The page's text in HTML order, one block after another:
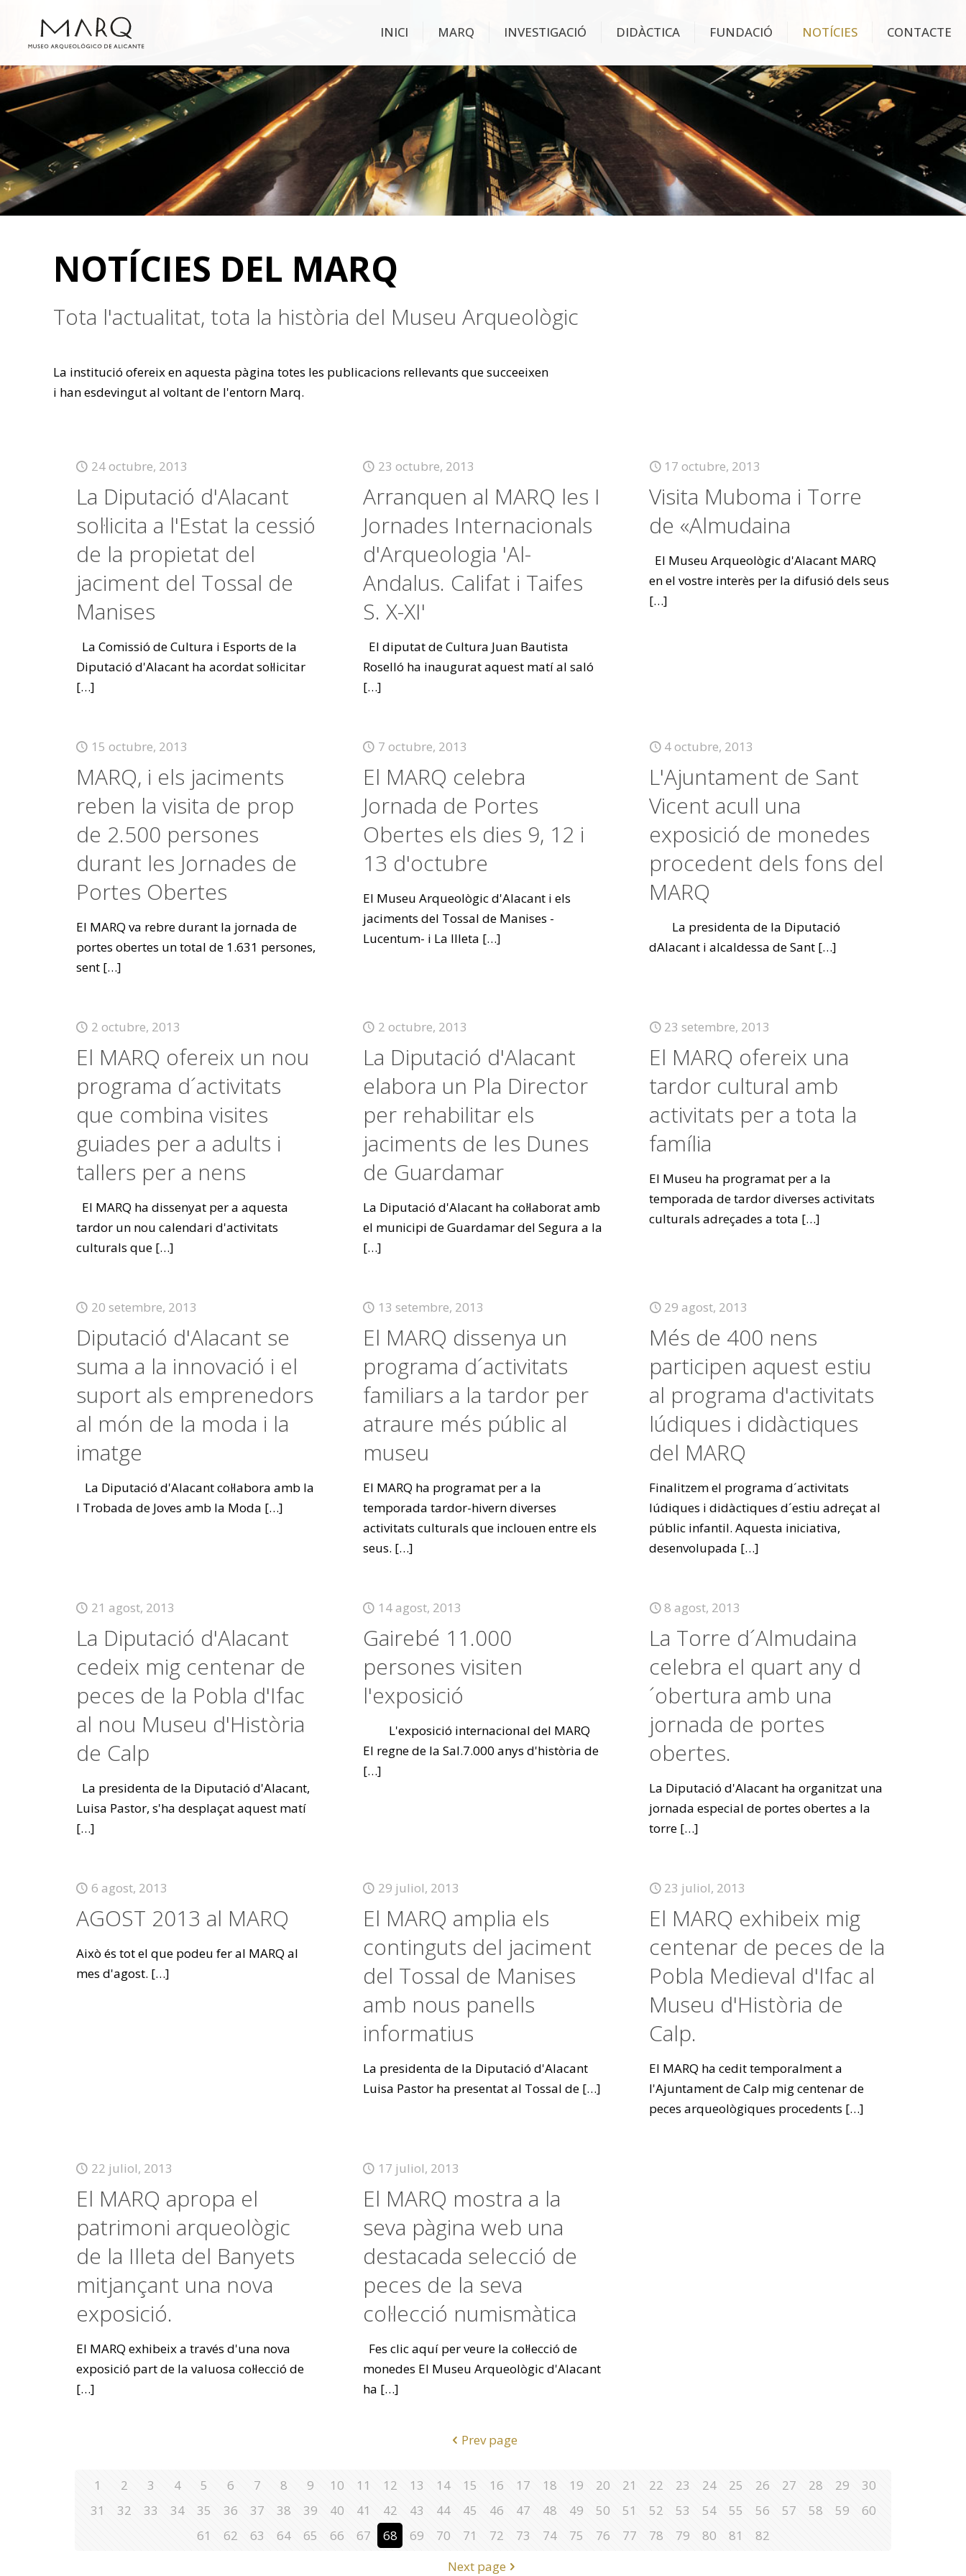
INICI MARQ INVESTIGACIÓ DIDÀCTICA FUNDACIÓ NOTÍCIES CONTACTE
NOTÍCIES DEL MARQ
Tota l'actualitat, tota la història del Museu Arqueològic
La institució ofereix en aquesta pàgina totes les publicacions rellevants que succeeixen
i han esdevingut al voltant de l'entorn Marq.
24 octubre, 2013
La Diputació d'Alacant
sol·licita a l'Estat la cessió
de la propietat del
jaciment del Tossal de
Manises
La Comissió de Cultura i Esports de la
Diputació d'Alacant ha acordat sol·licitar
[…]
23 octubre, 2013
Arranquen al MARQ les I
Jornades Internacionals
d'Arqueologia 'Al-
Andalus. Califat i Taifes
S. X-XI'
El diputat de Cultura Juan Bautista
Roselló ha inaugurat aquest matí al saló
[…]
17 octubre, 2013
Visita Muboma i Torre
de «Almudaina
El Museu Arqueològic d'Alacant MARQ
en el vostre interès per la difusió dels seus
[…]
15 octubre, 2013
MARQ, i els jaciments
reben la visita de prop
de 2.500 persones
durant les Jornades de
Portes Obertes
El MARQ va rebre durant la jornada de
portes obertes un total de 1.631 persones,
sent[…]
7 octubre, 2013
El MARQ celebra
Jornada de Portes
Obertes els dies 9, 12 i
13 d'octubre
El Museu Arqueològic d'Alacant i els
jaciments del Tossal de Manises -
Lucentum- i La Illeta […]
4 octubre, 2013
L'Ajuntament de Sant
Vicent acull una
exposició de monedes
procedent dels fons del
MARQ
La presidenta de la Diputació
dAlacant i alcaldessa de Sant […]
2 octubre, 2013
El MARQ ofereix un nou
programa d´activitats
que combina visites
guiades per a adults i
tallers per a nens
El MARQ ha dissenyat per a aquesta
tardor un nou calendari d'activitats
culturals que[…]
2 octubre, 2013
La Diputació d'Alacant
elabora un Pla Director
per rehabilitar els
jaciments de les Dunes
de Guardamar
La Diputació d'Alacant ha col·laborat amb
el municipi de Guardamar del Segura a la
[…]
23 setembre, 2013
El MARQ ofereix una
tardor cultural amb
activitats per a tota la
família
El Museu ha programat per a la
temporada de tardor diverses activitats
culturals adreçades a tota […]
20 setembre, 2013
Diputació d'Alacant se
suma a la innovació i el
suport als emprenedors
al món de la moda i la
imatge
La Diputació d'Alacant col·labora amb la
I Trobada de Joves amb la Moda […]
13 setembre, 2013
El MARQ dissenya un
programa d´activitats
familiars a la tardor per
atraure més públic al
museu
El MARQ ha programat per a la
temporada tardor-hivern diverses
activitats culturals que inclouen entre els
seus. […]
29 agost, 2013
Més de 400 nens
participen aquest estiu
al programa d'activitats
lúdiques i didàctiques
del MARQ
Finalitzem el programa d´activitats
lúdiques i didàctiques d´estiu adreçat al
públic infantil. Aquesta iniciativa,
desenvolupada […]
21 agost, 2013
La Diputació d'Alacant
cedeix mig centenar de
peces de la Pobla d'Ifac
al nou Museu d'Història
de Calp
La presidenta de la Diputació d'Alacant,
Luisa Pastor, s'ha desplaçat aquest matí
[…]
14 agost, 2013
Gairebé 11.000
persones visiten
l'exposició
L'exposició internacional del MARQ
El regne de la Sal.7.000 anys d'història de
[…]
8 agost, 2013
La Torre d´Almudaina
celebra el quart any d
´obertura amb una
jornada de portes
obertes.
La Diputació d'Alacant ha organitzat una
jornada especial de portes obertes a la
torre […]
6 agost, 2013
AGOST 2013 al MARQ
Això és tot el que podeu fer al MARQ al
mes d'agost. […]
29 juliol, 2013
El MARQ amplia els
continguts del jaciment
del Tossal de Manises
amb nous panells
informatius
La presidenta de la Diputació d'Alacant
Luisa Pastor ha presentat al Tossal de[…]
23 juliol, 2013
El MARQ exhibeix mig
centenar de peces de la
Pobla Medieval d'Ifac al
Museu d'Història de
Calp.
El MARQ ha cedit temporalment a
l'Ajuntament de Calp mig centenar de
peces arqueològiques procedents […]
22 juliol, 2013
El MARQ apropa el
patrimoni arqueològic
de la Illeta del Banyets
mitjançant una nova
exposició.
El MARQ exhibeix a través d'una nova
exposició part de la valuosa col·lecció de
[…]
17 juliol, 2013
El MARQ mostra a la
seva pàgina web una
destacada selecció de
peces de la seva
col·lecció numismàtica
Fes clic aquí per veure la col·lecció de
monedes El Museu Arqueològic d'Alacant
ha […]
Prev page
1 2 3 4 5 6 7 8 9 10 11 12 13 14 15 16 17 18 19 20 21 22 23 24 25 26 27 28 29
30
31
32 33 34 35 36 37 38 39 40 41 42 43 44 45 46 47 48 49 50 51 52 53 54 55 56 57 58 59
60
61
62 63 64 65 66 67 68 69 70 71 72 73 74 75 76 77 78 79 80 81
82
Next page